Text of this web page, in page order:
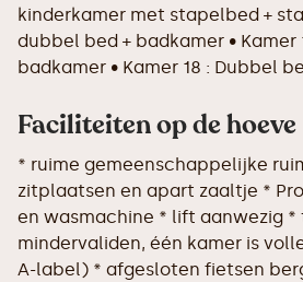
kinderkamer met stapelbed +
dubbel bed + badkamer • Kamer
badkamer • Kamer 18 : Dubbel
Faciliteiten op de hoeve
* ruime gemeenschappelijke
zitplaatsen en apart zaaltje *
en wasmachine * lift aanwezig
mindervaliden, één kamer is
A-label) * afgesloten fietsen